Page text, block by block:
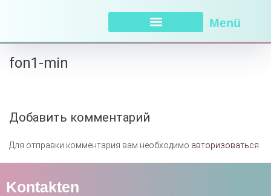
Menü
fon1-min
Добавить комментарий
Для отправки комментария вам необходимо авторизоваться
Kontakten